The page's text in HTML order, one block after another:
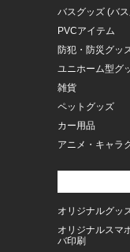
バスグッズ (バ
PVCアイテム
防犯・防災グッ
ユニホーム型グ
雑貨
ペットグッズ
カー用品
アニメ・キャラ
オリジナルグッ
オリジナルスマ
バ印刷